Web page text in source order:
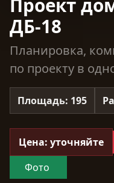
Проект
ДБ-18
Планировка,
по проекту в
Площадь: 195
Цена: уточняйте
Фото